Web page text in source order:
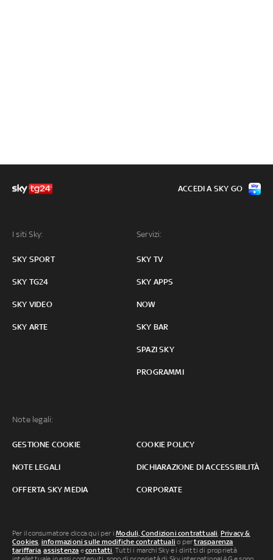
I siti Sky:
SKY SPORT
SKY TG24
SKY VIDEO
SKY ARTE
Servizi:
SKY TV
SKY APPS
NOW
SKY BAR
SPAZI SKY
PROGRAMMI
Note legali:
GESTIONE COOKIE COOKIE POLICY
NOTE LEGALI DICHIARAZIONE DI ACCESSIBILITÀ
OFFERTA SKY MEDIA CORPORATE
ACCEDI A SKY GO
Per il consumatore clicca qui per iModuli, Condizioni contrattuali, Privacy &
Cookies, informazioni sulle modifiche contrattuali o pertrasparenza
tariffaria,assistenza econtatti. Tutti i marchi Sky e i diritti di proprietà